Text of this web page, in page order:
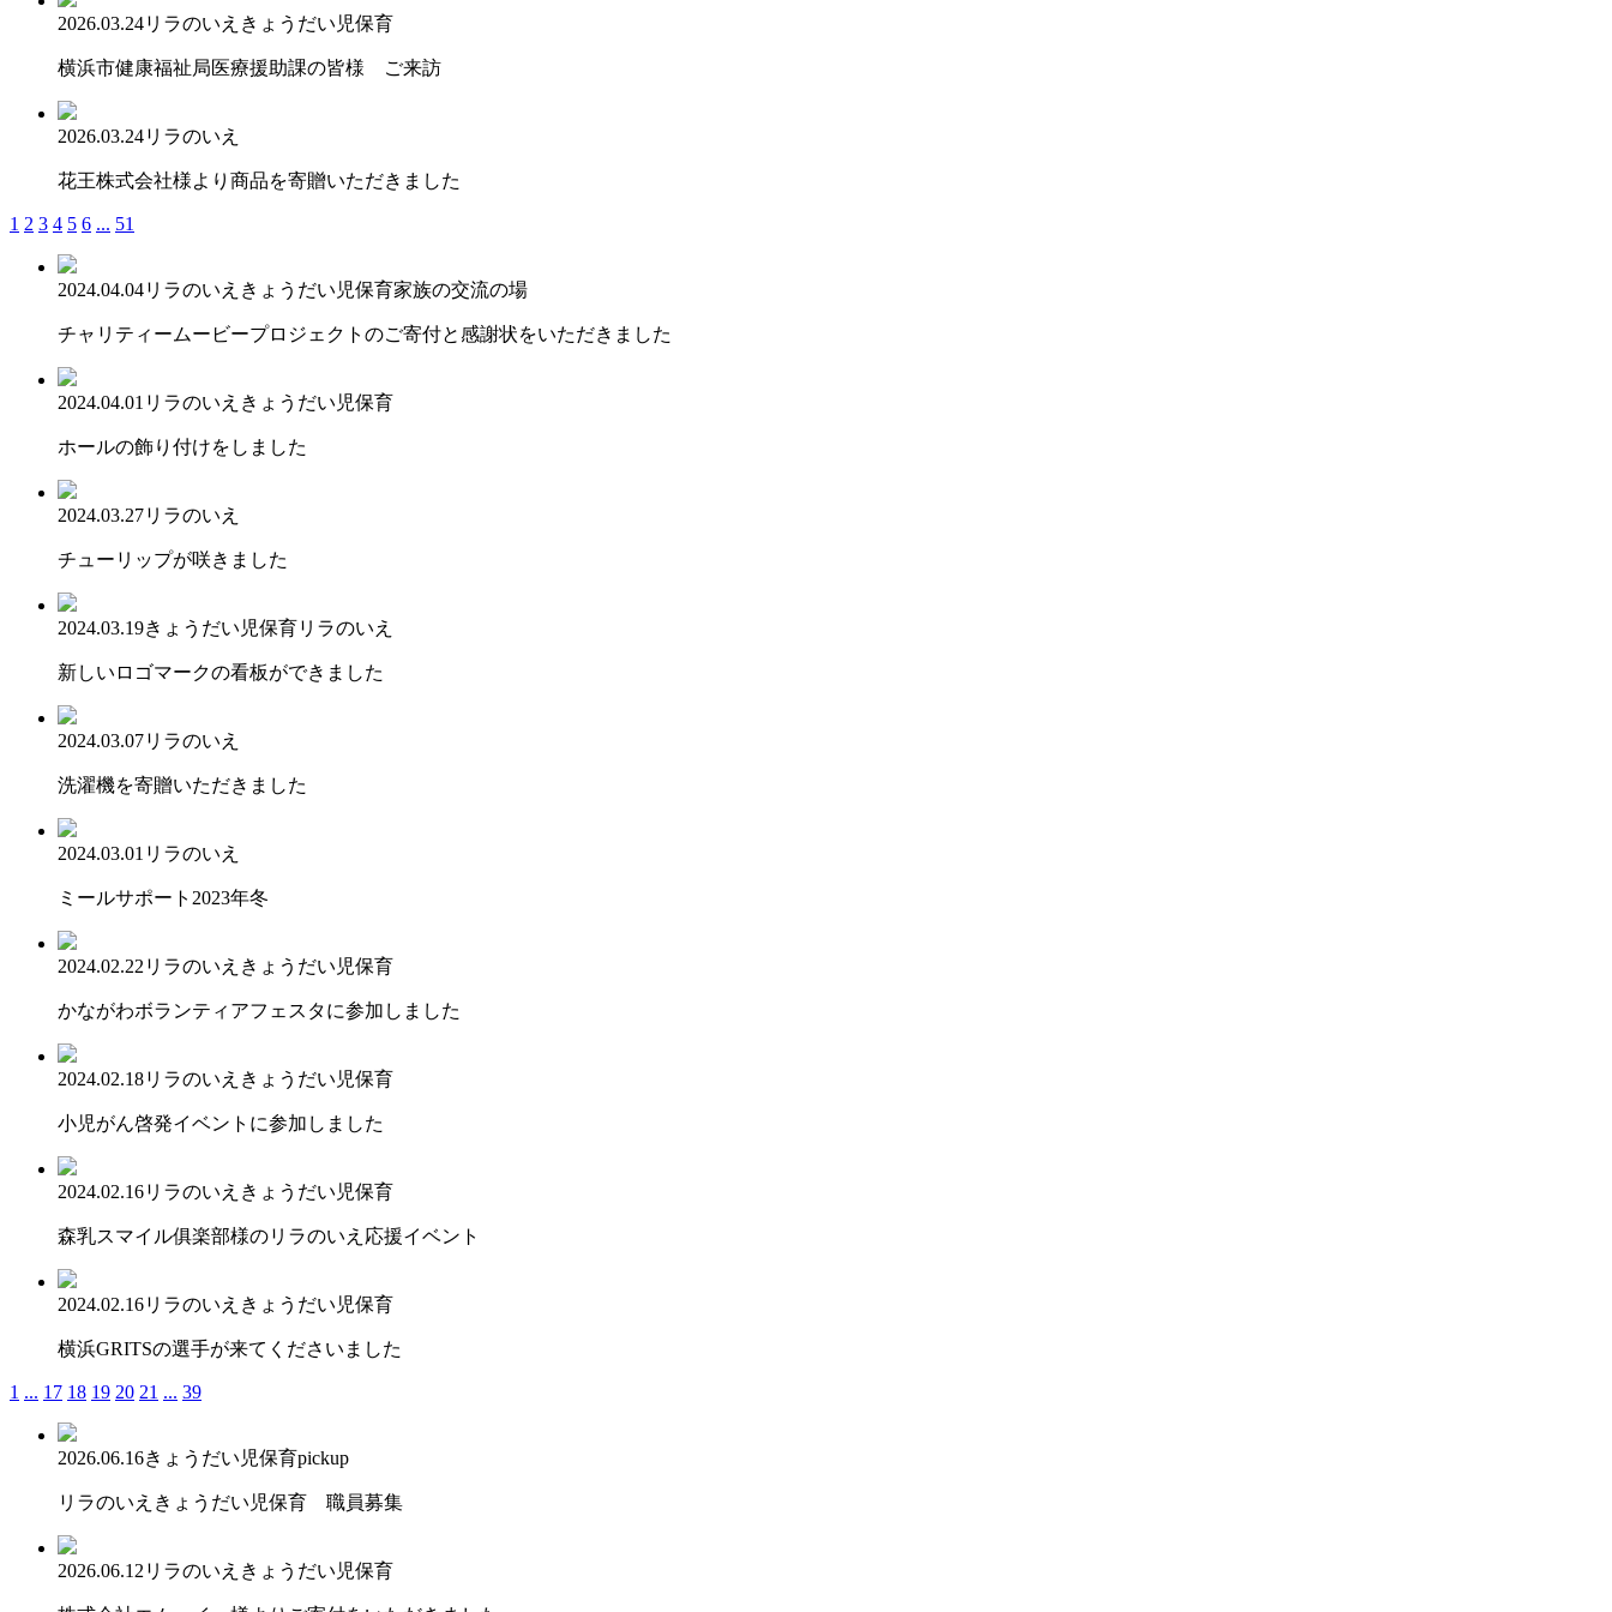
2026.03.24リラのいえ きょうだい児保育
横浜市健康福祉局医療援助課の皆様 ご来訪
2026.03.24リラのいえ
花王株式会社様より商品を寄贈いただきました
1 2 3 4 5 6 ... 51
2024.04.04リラのいえ きょうだい児保育家族の交流の場
チャリティームービープロジェクトのご寄付と感謝状をいただきました
2024.04.01 リラのいえ きょうだい児保育
ホールの飾り付けをしました
2024.03.27リラのいえ
チューリップが咲きました
2024.03.19きょうだい児保育リラのいえ
新しいロゴマークの看板ができました
2024.03.07リラのいえ
洗濯機を寄贈いただきました
2024.03.01 リラのいえ
ミールサポート2023年冬
2024.02.22 リラのいえ きょうだい児保育
かながわボランティアフェスタに参加しました
2024.02.18リラのいえ きょうだい児保育
小児がん啓発イベントに参加しました
2024.02.16リラのいえ きょうだい児保育
森乳スマイル俱楽部様のリラのいえ応援イベント
2024.02.16リラのいえ きょうだい児保育
横浜GRITSの選手が来てくださいました
1 ... 17 18 19 20 21 ... 39
2026.06.16きょうだい児保育pickup
リラのいえきょうだい児保育 職員募集
2026.06.12 リラのいえ きょうだい児保育